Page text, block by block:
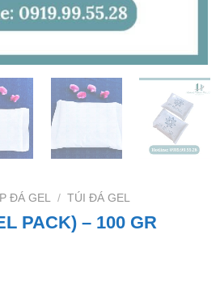
ĐÁ GEL / TÚI ĐÁ GEL
PACK) – 100 GR